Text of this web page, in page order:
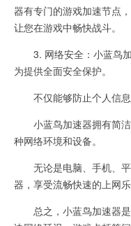
器有专门的游戏加速节点
让您在游戏中畅快战斗。
3. 网络安全：小蓝鸟加
为提供全面安全保护。
不仅能够防止个人信息
小蓝鸟加速器拥有简洁
种网络环境和设备。
无论是电脑、手机、平
器，享受流畅快速的上网乐
总之，小蓝鸟加速器是